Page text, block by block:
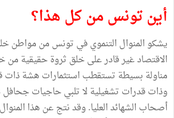
أين تونس من كل هذا؟
يشكو المنوال التنموي في تونس من مواطن
الاقتصاد غير قادر على خلق ثروة حقيقية من
مناولة بسيطة تستقطب استثمارات هشة ذات
وذات قدرات تشغيلية لا تلبي حاجيات
أصحاب الشهائد العليا. وقد نتج عن هذا